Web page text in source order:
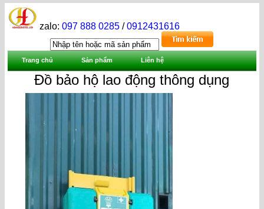
zalo:097 888 0285 /0912431616
Trang chủ Sản phẩm Liên hệ
Đồ bảo hộ lao động thông dụng